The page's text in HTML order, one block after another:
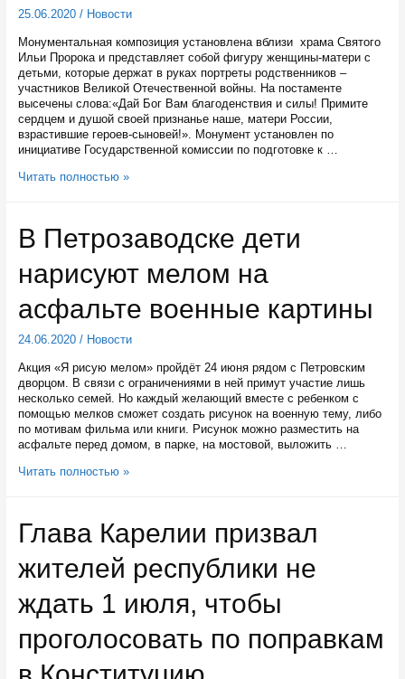
25.06.2020/ Новости
Монументальная композиция установлена вблизи храма Святого
Ильи Пророка и представляет собой фигуру женщины-матери с
детьми, которые держат в руках портреты родственников –
участников Великой Отечественной войны. На постаменте
высечены слова:«Дай Бог Вам благоденствия и силы! Примите
сердцем и душой своей признанье наше, матери России,
взрастившие героев-сыновей!». Монумент установлен по
инициативе Государственной комиссии по подготовке к …
В
солдатским
матерям
Читать полностью »
В Петрозаводске дети
нарисуют мелом на
асфальте военные картины
24.06.2020/ Новости
Акция «Я рисую мелом» пройдёт 24 июня рядом с Петровским
дворцом. В связи с ограничениями в ней примут участие лишь
несколько семей. Но каждый желающий вместе с ребенком с
помощью мелков сможет создать рисунок на военную тему, либо
по мотивам фильма или книги. Рисунок можно разместить на
асфальте перед домом, в парке, на мостовой, выложить …
В
мелом
на
асфальте
военные
Читать полностью »
Глава Карелии призвал
жителей республики не
ждать 1 июля, чтобы
проголосовать по поправкам